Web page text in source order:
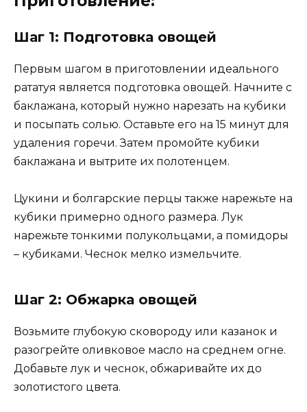
Шаг 1: Подготовка овощей
Первым шагом в приготовлении идеального
рататуя является подготовка овощей. Начните с
баклажана, который нужно нарезать на кубики
и посыпать солью. Оставьте его на 15 минут для
удаления горечи. Затем промойте кубики
баклажана и вытрите их полотенцем.
Цукини и болгарские перцы также нарежьте на
кубики примерно одного размера. Лук
нарежьте тонкими полукольцами, а помидоры
– кубиками. Чеснок мелко измельчите.
Шаг 2: Обжарка овощей
Возьмите глубокую сковороду или казанок и
разогрейте оливковое масло на среднем огне.
Добавьте лук и чеснок, обжаривайте их до
золотистого цвета.